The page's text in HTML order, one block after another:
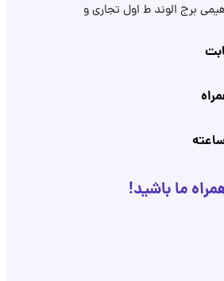
برج الوند ط اول تجاری و
ما باشید!